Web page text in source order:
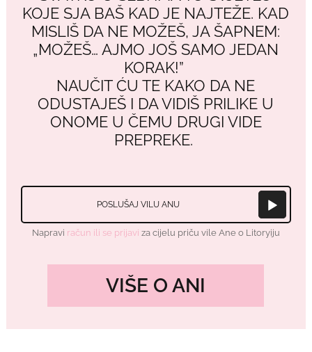
KOJE SJA BAŠ KAD JE NAJTEŽE. KAD
MISLIŠ DA NE MOŽEŠ, JA ŠAPNEM:
„MOŽEŠ… AJMO JOŠ SAMO JEDAN
KORAK!”
NAUČIT ĆU TE KAKO DA NE
ODUSTAJEŠ I DA VIDIŠ PRILIKE U
ONOME U ČEMU DRUGI VIDE
PREPREKE.
POSLUŠAJ VILU ANU
Napravi račun ili se prijavi za cijelu priču vile Ane o Litoryiju
VIŠE O ANI